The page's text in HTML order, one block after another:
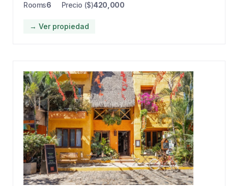
Rooms6 Precio ($)420,000
→ Ver propiedad